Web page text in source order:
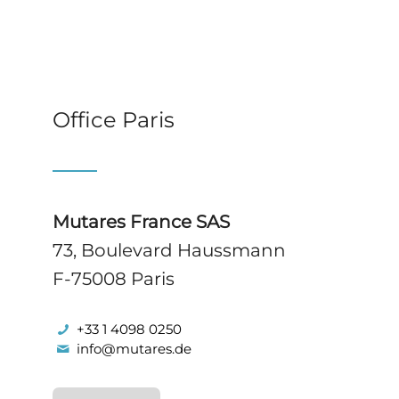
Office Paris
Mutares France SAS
73, Boulevard Haussmann
F-75008 Paris
+33 1 4098 0250
info@mutares.de